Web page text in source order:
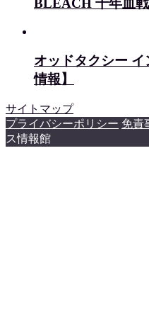
オッドタクシー
情報】
サイトマップ
プライバシーポリシー 免責
ス情報館